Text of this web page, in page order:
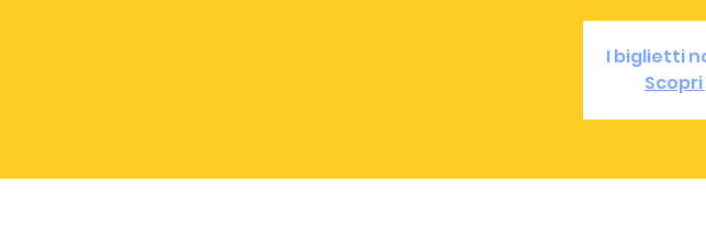
I biglietti